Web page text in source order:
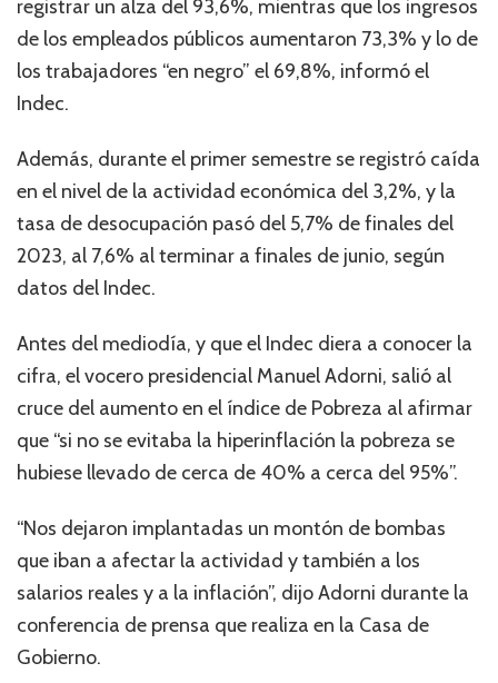
registrar un alza del 93,6%, mientras que los ingresos
de los empleados públicos aumentaron 73,3% y lo de
los trabajadores “en negro” el 69,8%, informó el
Indec.
Además, durante el primer semestre se registró caída
en el nivel de la actividad económica del 3,2%, y la
tasa de desocupación pasó del 5,7% de finales del
2023, al 7,6% al terminar a finales de junio, según
datos del Indec.
Antes del mediodía, y que el Indec diera a conocer la
cifra, el vocero presidencial Manuel Adorni, salió al
cruce del aumento en el índice de Pobreza al afirmar
que “si no se evitaba la hiperinflación la pobreza se
hubiese llevado de cerca de 40% a cerca del 95%”.
“Nos dejaron implantadas un montón de bombas
que iban a afectar la actividad y también a los
salarios reales y a la inflación”, dijo Adorni durante la
conferencia de prensa que realiza en la Casa de
Gobierno.